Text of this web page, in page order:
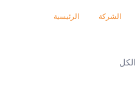
الرئيسية الشركة
معارض تجارية 2026الشهادات
الأخبار
المنتجات
الكل